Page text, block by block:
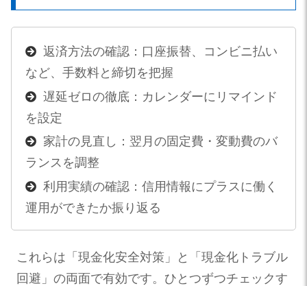
返済方法の確認：口座振替、コンビニ払い
など、手数料と締切を把握
遅延ゼロの徹底：カレンダーにリマインド
を設定
家計の見直し：翌月の固定費・変動費のバ
ランスを調整
利用実績の確認：信用情報にプラスに働く
運用ができたか振り返る
これらは「現金化安全対策」と「現金化トラブル
回避」の両面で有効です。ひとつずつチェックす